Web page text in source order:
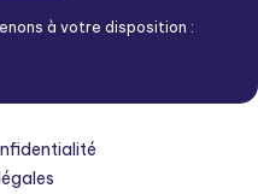
à votre disposition :